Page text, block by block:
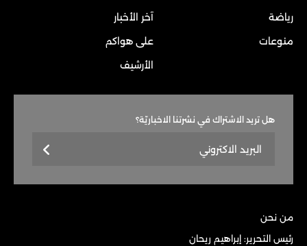
رياضة
منوعات
آخر الأخبار
على هواكم
الأرشيف
هل تريد الاشتراك في نشرتنا الاخباريّة؟
من نحن
رئيس التحرير: إبراهيم ريحان